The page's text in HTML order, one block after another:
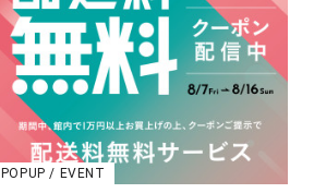
POPUP / EVENT